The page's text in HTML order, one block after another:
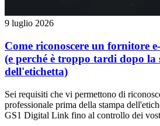
9 luglio 2026
Come riconoscere un fornitore
(e perché è troppo tardi dopo la
dell'etichetta)
Sei requisiti che vi permettono di
professionale prima della stampa
GS1 Digital Link fino al controllo dei